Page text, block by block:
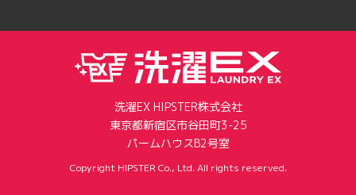
洗濯EX HIPSTER株式会社
東京都新宿区市谷田町3-25
パームハウスB2号室
Copyright HIPSTER Co., Ltd. All rights reserved.